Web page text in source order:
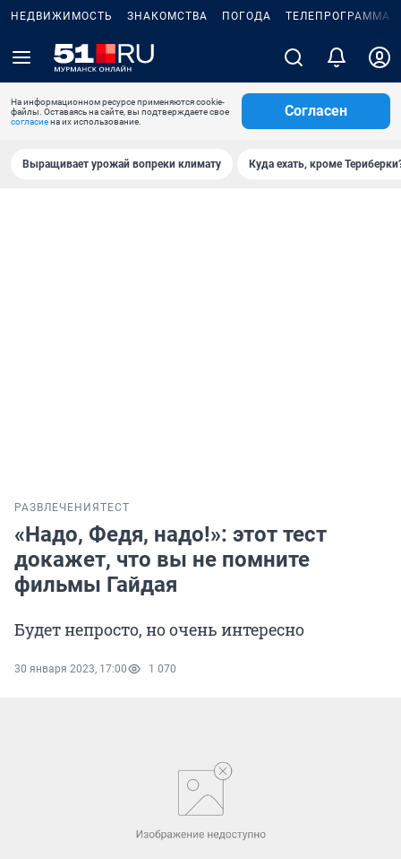
НЕДВИЖИМОСТЬ ЗНАКОМСТВА ПОГОДА ТЕЛЕПРОГРАММА
На информационном ресурсе применяются cookie-
файлы. Оставаясь на сайте, вы подтверждаете свое
согласиена их использование.
Согласен
Выращивает урожай вопреки климату Куда ехать, кроме
РАЗВЛЕЧЕНИЯ ТЕСТ
«Надо, Федя, надо!»: этот тест
докажет, что вы не помните
фильмы Гайдая
Будет непросто, но очень интересно
30 января 2023, 17:00 1 070